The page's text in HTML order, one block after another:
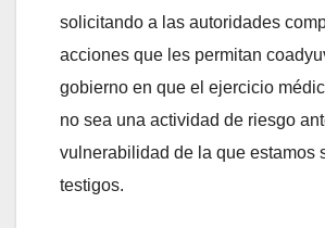
solicitando a las autoridades
acciones que les permitan
gobierno en que el ejercicio
no sea una actividad de riesgo
vulnerabilidad de la que estamos
testigos.